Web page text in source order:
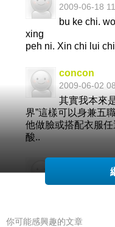
2009-06-18
bu ke chi.
xing
peh ni. Xin chi lui
concon
2009-06-02
其實我本來
界”這樣可以身兼五
他做臉或搭配衣服
酸..
2009-06-02
你可能感興趣的文章